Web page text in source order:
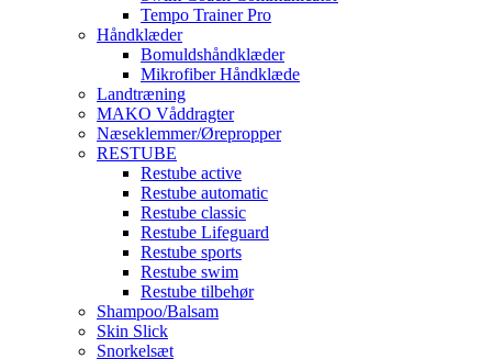
Tempo Trainer Pro
Håndklæder
Bomuldshåndklæder
Mikrofiber Håndklæde
Landtræning
MAKO Våddragter
Næseklemmer/Ørepropper
RESTUBE
Restube active
Restube automatic
Restube classic
Restube Lifeguard
Restube sports
Restube swim
Restube tilbehør
Shampoo/Balsam
Skin Slick
Snorkelsæt